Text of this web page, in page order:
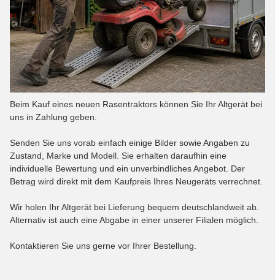
Beim Kauf eines neuen Rasentraktors können Sie Ihr Altgerät bei
uns in Zahlung geben.
Senden Sie uns vorab einfach einige Bilder sowie Angaben zu
Zustand, Marke und Modell. Sie erhalten daraufhin eine
individuelle Bewertung und ein unverbindliches Angebot. Der
Betrag wird direkt mit dem Kaufpreis Ihres Neugeräts verrechnet.
Wir holen Ihr Altgerät bei Lieferung bequem deutschlandweit ab.
Alternativ ist auch eine Abgabe in einer unserer Filialen möglich.
Kontaktieren Sie uns gerne vor Ihrer Bestellung.